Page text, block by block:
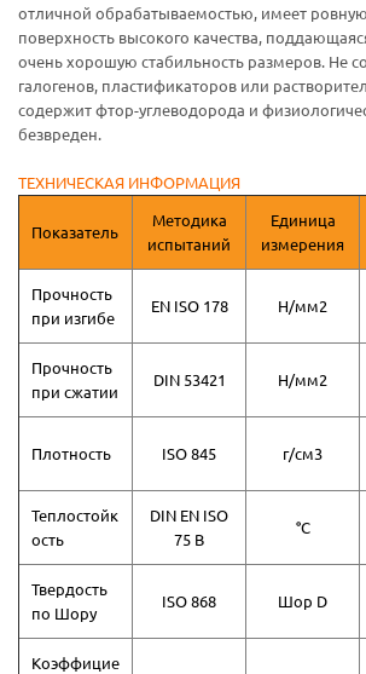
отличной обрабатываемостью, имеет
поверхность высокого качества,
очень хорошую стабильность размеров. Не
галогенов, пластификаторов или
содержит фтор-углеводорода и
безвреден.
ТЕХНИЧЕСКАЯ ИНФОРМАЦИЯ
Показатель
Методика
испытаний
Единица
измерения
Прочность
при изгибе
EN ISO 178 Н/мм2
Прочность
при сжатии
DIN 53421 Н/мм2
Плотность ISO 845 г/см3
Теплостойк
ость
DIN EN ISO
75 B
°С
Твердость
по Шору
ISO 868 Шор D
Коэффицие